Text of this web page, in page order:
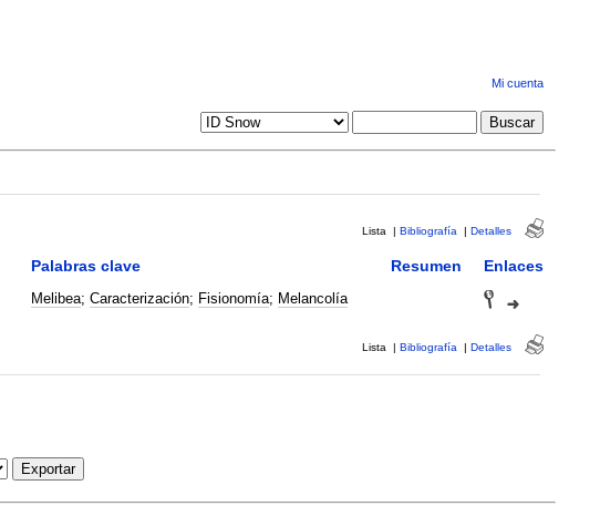
Mi cuenta
Lista | Bibliografía | Detalles
Palabras clave Resumen Enlaces
Melibea; Caracterización; Fisionomía; Melancolía
Lista | Bibliografía | Detalles
Exportar